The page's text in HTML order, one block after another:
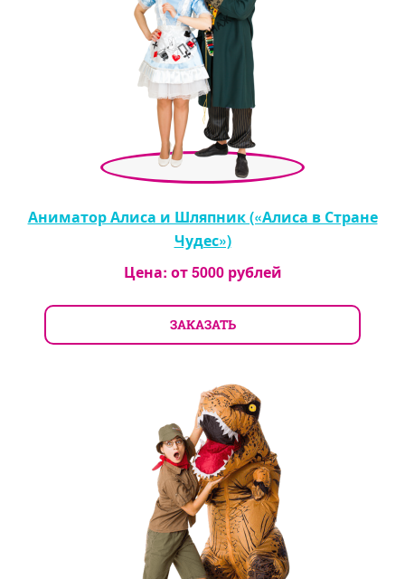
Аниматор Алиса и Шляпник («Алиса в Стране
Чудес»)
Цена: от5000рублей
ЗАКАЗАТЬ